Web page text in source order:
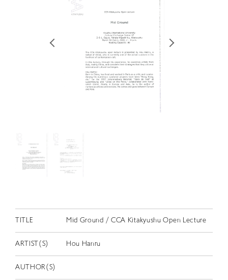
CONTACT
JP
TITLE Mid Ground / CCA Kitakyushu Open Lecture
ARTIST(S) Hou Hanru
AUTHOR(S)